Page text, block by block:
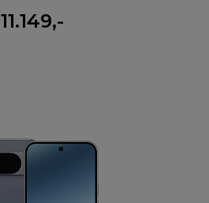
11.149,-